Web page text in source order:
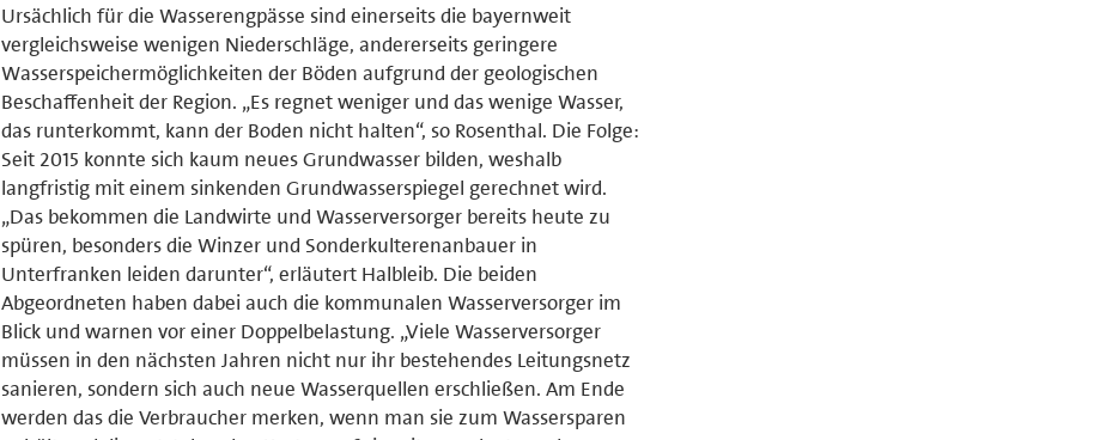
Ursächlich für die Wasserengpässe sind einerseits die bayernweit
vergleichsweise wenigen Niederschläge, andererseits geringere
Wasserspeichermöglichkeiten der Böden aufgrund der geologischen
Beschaffenheit der Region. „Es regnet weniger und das wenige Wasser,
das runterkommt, kann der Boden nicht halten“, so Rosenthal. Die Folge:
Seit 2015 konnte sich kaum neues Grundwasser bilden, weshalb
langfristig mit einem sinkenden Grundwasserspiegel gerechnet wird.
„Das bekommen die Landwirte und Wasserversorger bereits heute zu
spüren, besonders die Winzer und Sonderkulterenanbauer in
Unterfranken leiden darunter“, erläutert Halbleib. Die beiden
Abgeordneten haben dabei auch die kommunalen Wasserversorger im
Blick und warnen vor einer Doppelbelastung. „Viele Wasserversorger
müssen in den nächsten Jahren nicht nur ihr bestehendes Leitungsnetz
sanieren, sondern sich auch neue Wasserquellen erschließen. Am Ende
werden das die Verbraucher merken, wenn man sie zum Wassersparen